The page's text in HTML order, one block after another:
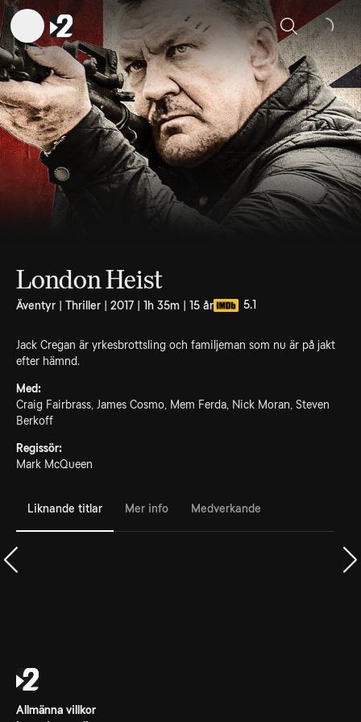
Sök
London Heist
Äventyr | Thriller | 2017 | 1h 35m | 15 år 5.1
Jack Cregan är yrkesbrottsling och familjeman som nu är på jakt
efter hämnd.
Med:
Craig Fairbrass, James Cosmo, Mem Ferda, Nick Moran, Steven
Berkoff
Regissör:
Mark McQueen
Liknande titlar Mer info Medverkande
Allmänna villkor